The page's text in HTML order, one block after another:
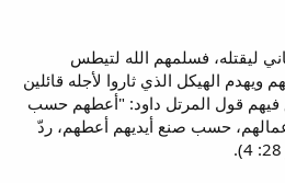
ليقتله، فسلمهم الله لتيطس
ويهدم الهيكل الذي ثاروا لأجله قائلين
فيهم قول المرتل داود: "أعطهم حسب
حسب صنع أيديهم أعطهم، ردّ